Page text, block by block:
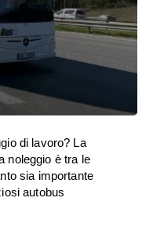
di lavoro? La
noleggio è tra le
sia importante
autobus